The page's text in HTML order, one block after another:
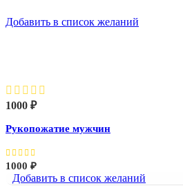
Добавить в список желаний
1000 ₽
Рукопожатие мужчин
1000 ₽
Добавить в список желаний